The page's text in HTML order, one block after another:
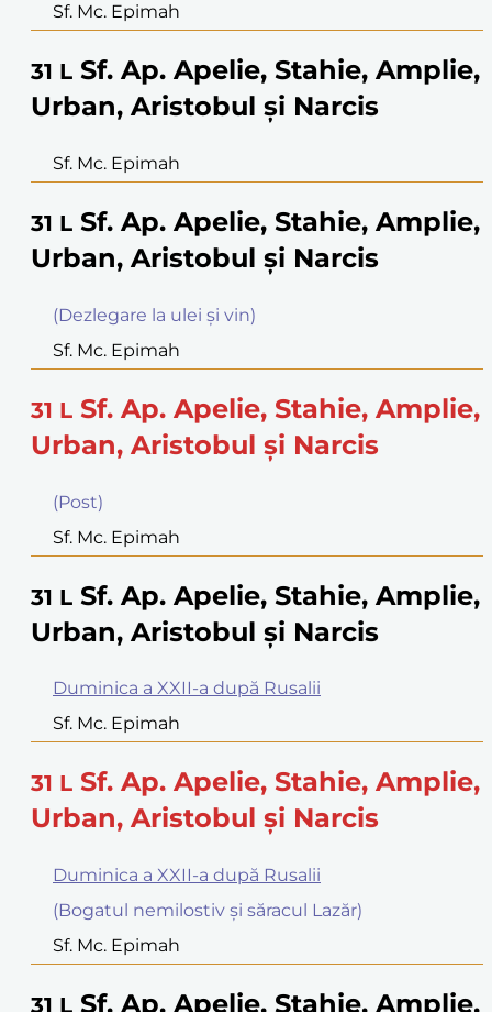
Sf. Mc. Epimah
31 L Sf. Ap. Apelie, Stahie, Amplie,
Urban, Aristobul şi Narcis
Sf. Mc. Epimah
31 L Sf. Ap. Apelie, Stahie, Amplie,
Urban, Aristobul şi Narcis
(Dezlegare la ulei şi vin)
Sf. Mc. Epimah
31 L Sf. Ap. Apelie, Stahie, Amplie,
Urban, Aristobul şi Narcis
(Post)
Sf. Mc. Epimah
31 L Sf. Ap. Apelie, Stahie, Amplie,
Urban, Aristobul şi Narcis
Duminica a XXII-a după Rusalii
Sf. Mc. Epimah
31 L Sf. Ap. Apelie, Stahie, Amplie,
Urban, Aristobul şi Narcis
Duminica a XXII-a după Rusalii
(Bogatul nemilostiv şi săracul Lazăr)
Sf. Mc. Epimah
31 L Sf. Ap. Apelie, Stahie, Amplie,